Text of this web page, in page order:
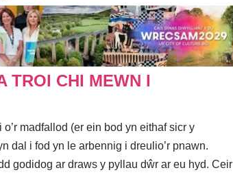
TROI CHI MEWN I
madfallod (er ein bod yn eithaf sicr y
dal i fod yn le arbennig i dreulio’r pnawn.
godidog ar draws y pyllau dŵr ar eu hyd. Ceir